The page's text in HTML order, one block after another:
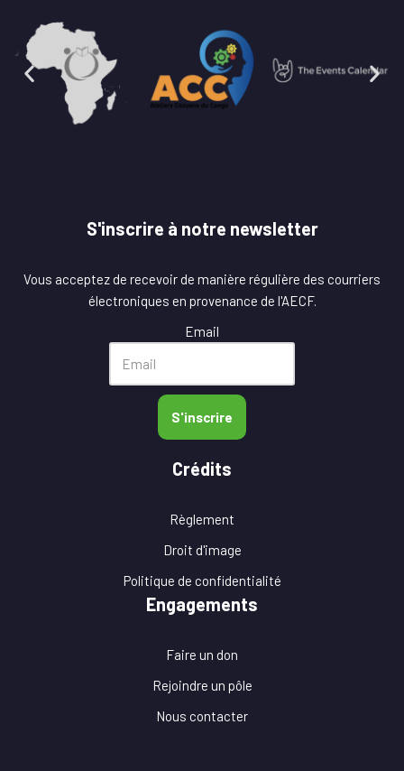
S'inscrire à notre newsletter
Vous acceptez de recevoir de manière régulière des courriers
électroniques en provenance de l'AECF.
Email
S'inscrire
Crédits
Règlement
Droit d'image
Politique de confidentialité
Engagements
Faire un don
Rejoindre un pôle
Nous contacter